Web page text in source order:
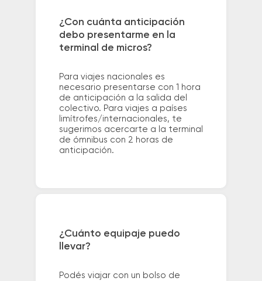
¿Con cuánta anticipación
debo presentarme en la
terminal de micros?
Para viajes nacionales es
necesario presentarse con 1 hora
de anticipación a la salida del
colectivo. Para viajes a países
limítrofes/internacionales, te
sugerimos acercarte a la terminal
de ómnibus con 2 horas de
anticipación.
¿Cuánto equipaje puedo
llevar?
Podés viajar con un bolso de